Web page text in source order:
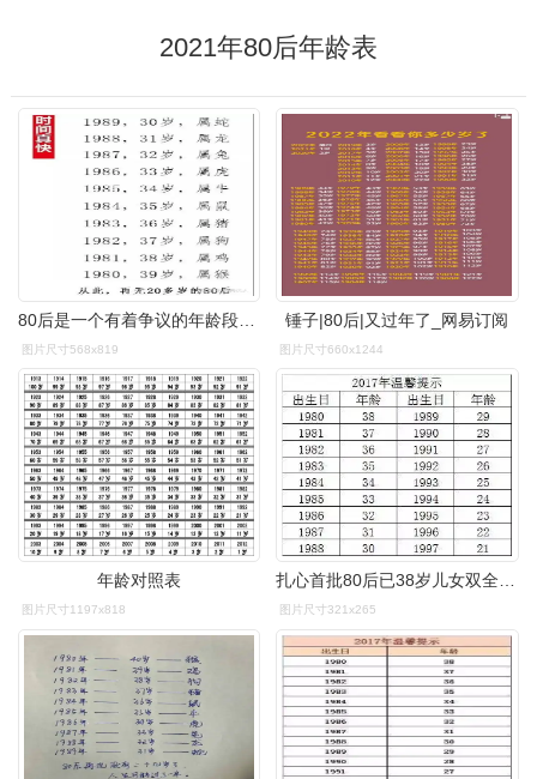
2021年80后年龄表
图片尺寸568x819
锤子|80后|又过年了_网易订阅
图片尺寸660x1244
年龄对照表
图片尺寸1197x818
扎心首批80后已38岁儿女双全听说你还单着
图片尺寸321x265